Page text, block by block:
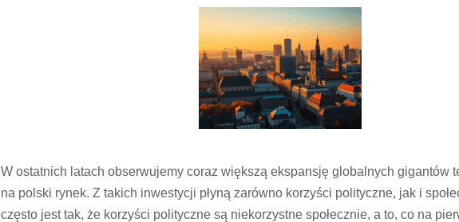
W ostatnich latach obserwujemy coraz większą ekspansję globalnych gigantów
na polski rynek. Z takich inwestycji płyną zarówno korzyści polityczne, jak i
często jest tak, że korzyści polityczne są niekorzystne społecznie, a to, co na